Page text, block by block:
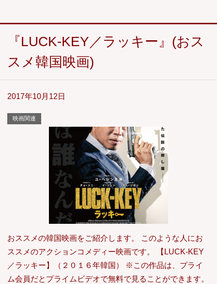
『LUCK-KEY／ラッキー』(おス
スメ韓国映画)
2017年10月12日
映画関連
おススメの韓国映画をご紹介します。 このような人にお
ススメのアクションコメディー映画です。 【LUCK-KEY
／ラッキー】（２０１６年韓国） ※この作品は、プライ
ム会員だとプライムビデオで無料で見ることができます。